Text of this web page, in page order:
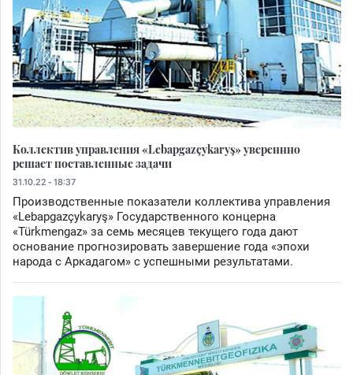
Коллектив управления «Lebapgazçykaryş» увереннно
решает поставленные задачи
31.10.22 - 18:37
Производственные показатели коллектива управления
«Lebapgazçykaryş» Государственного концерна
«Türkmengaz» за семь месяцев текущего года дают
основание прогнозировать завершение года «эпохи
народа с Аркадагом» с успешными результатами.